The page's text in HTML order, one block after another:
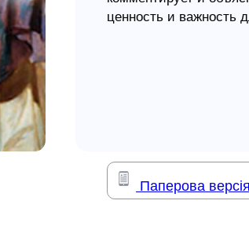
Юдаїзм
Огляд релігій
Художня література
Паперова
ценность и важность